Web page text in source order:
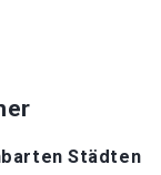
Städten